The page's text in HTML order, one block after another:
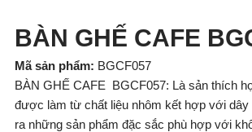
BÀN GHẾ CAFE
Mã sản phẩm: BGCF057
BÀN GHẾ CAFE BGCF057: Là sản thích
được làm từ chất liệu nhôm kết hợp với
ra những sản phẩm đặc sắc phù hợp với